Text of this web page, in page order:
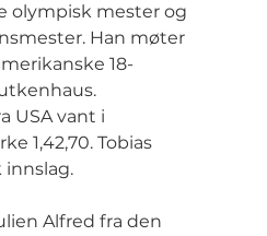
olympisk mester og
Han møter
18-
USA vant i
1,42,70. Tobias
innslag.
Alfred fra den